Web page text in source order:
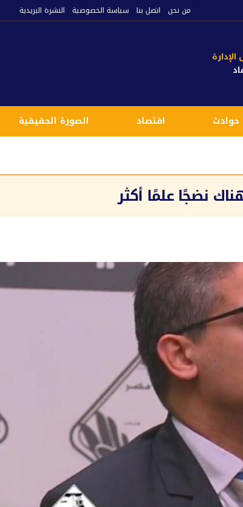
من نحن اتصل بنا سياسة الخصوصية النشرة البريدية
حوادث اقتصاد الصورة الحقيقية